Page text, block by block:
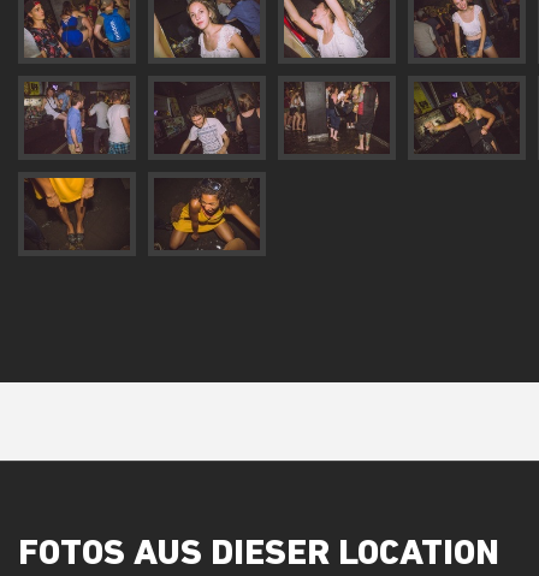
FOTOS AUS DIESER LOCATION